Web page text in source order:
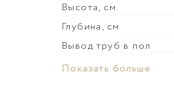
Высота, см
Глубина, см
Вывод труб в пол
Материал раковины
Показать больше